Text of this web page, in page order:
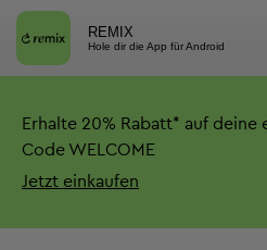
REMIX
Hole dir die App für Android
Erhalte 20% Rabatt* auf deine
Code WELCOME
Jetzt einkaufen